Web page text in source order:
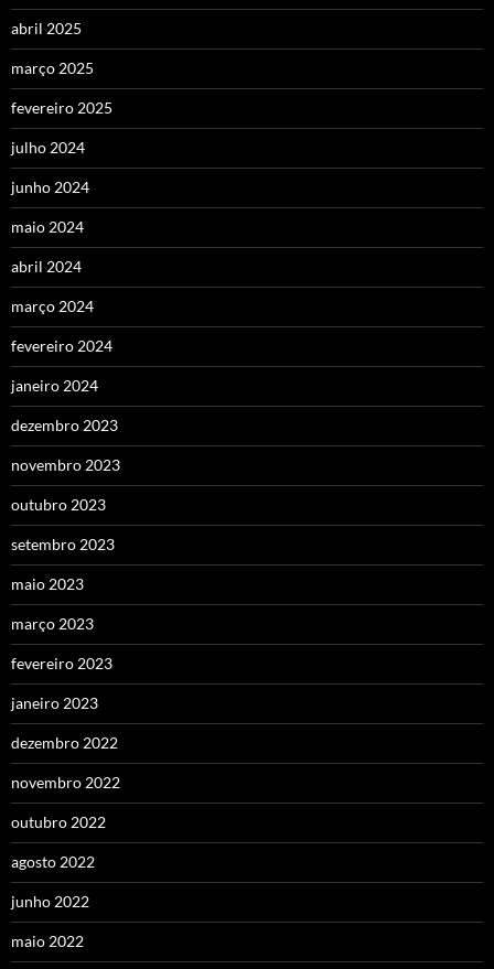
abril 2025
março 2025
fevereiro 2025
julho 2024
junho 2024
maio 2024
abril 2024
março 2024
fevereiro 2024
janeiro 2024
dezembro 2023
novembro 2023
outubro 2023
setembro 2023
maio 2023
março 2023
fevereiro 2023
janeiro 2023
dezembro 2022
novembro 2022
outubro 2022
agosto 2022
junho 2022
maio 2022